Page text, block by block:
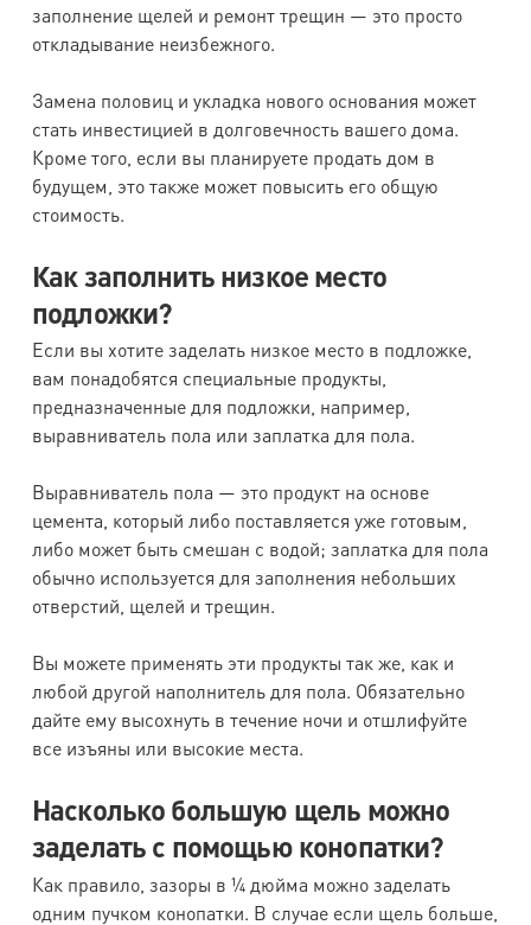
заполнение щелей и ремонт трещин — это просто
откладывание неизбежного.
Замена половиц и укладка нового основания может
стать инвестицией в долговечность вашего дома.
Кроме того, если вы планируете продать дом в
будущем, это также может повысить его общую
стоимость.
Как заполнить низкое место
подложки?
Если вы хотите заделать низкое место в подложке,
вам понадобятся специальные продукты,
предназначенные для подложки, например,
выравниватель пола или заплатка для пола.
Выравниватель пола — это продукт на основе
цемента, который либо поставляется уже готовым,
либо может быть смешан с водой; заплатка для пола
обычно используется для заполнения небольших
отверстий, щелей и трещин.
Вы можете применять эти продукты так же, как и
любой другой наполнитель для пола. Обязательно
дайте ему высохнуть в течение ночи и отшлифуйте
все изъяны или высокие места.
Насколько большую щель можно
заделать с помощью конопатки?
Как правило, зазоры в ¼ дюйма можно заделать
одним пучком конопатки. В случае если щель больше,